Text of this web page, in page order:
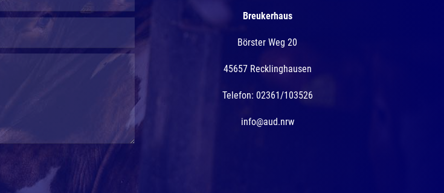
Breukerhaus
Börster Weg 20
45657 Recklinghausen
Telefon: 02361/103526
info@aud.nrw